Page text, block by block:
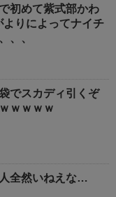
初めて紫式部かわ
りによってナイチ
、、
でスカディ引くぞ
ｗｗｗｗ
全然いねえな…